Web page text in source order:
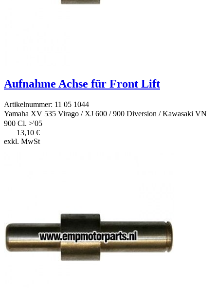
Aufnahme Achse für Front Lift
Artikelnummer: 11 05 1044
Yamaha XV 535 Virago / XJ 600 / 900 Diversion / Kawasaki VN
900 Cl. >'05
13,10 €
exkl. MwSt